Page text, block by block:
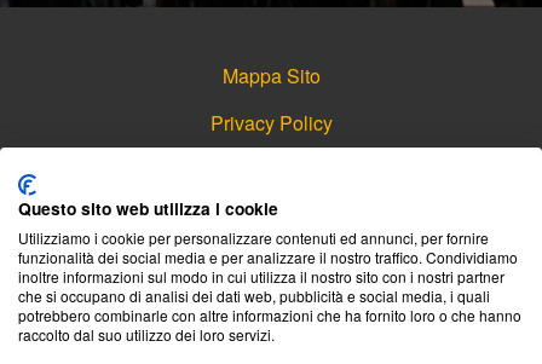
Mappa Sito
Privacy Policy
Recupero Esami Facoltà Economiche,
Recupero Esami Facoltà Linguistiche ,Recupero Esami Facoltà Sanitarie
Recupero Esami Facoltà Scientifiche,Recupero Esami Facoltà Umanistiche
Questo sito web utilizza i cookie
Utilizziamo i cookie per personalizzare contenuti ed annunci, per fornire
funzionalità dei social media e per analizzare il nostro traffico. Condividiamo
inoltre informazioni sul modo in cui utilizza il nostro sito con i nostri partner
che si occupano di analisi dei dati web, pubblicità e social media, i quali
potrebbero combinarle con altre informazioni che ha fornito loro o che hanno
raccolto dal suo utilizzo dei loro servizi.